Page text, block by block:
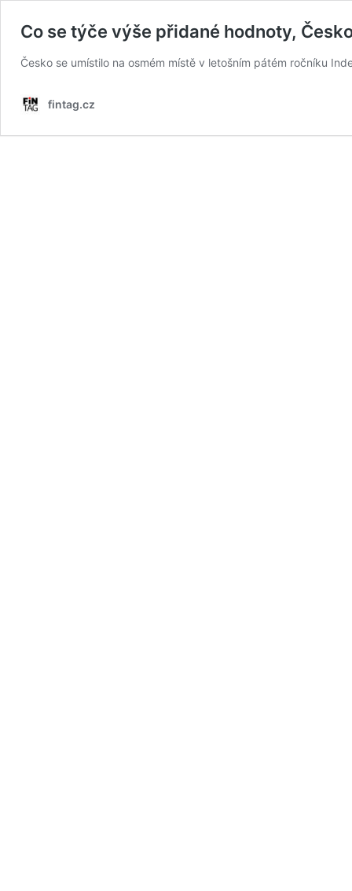
Co se týče výše přidané hodnoty,
Česko se umístilo na osmém místě v letošním pátém ročníku
fintag.cz